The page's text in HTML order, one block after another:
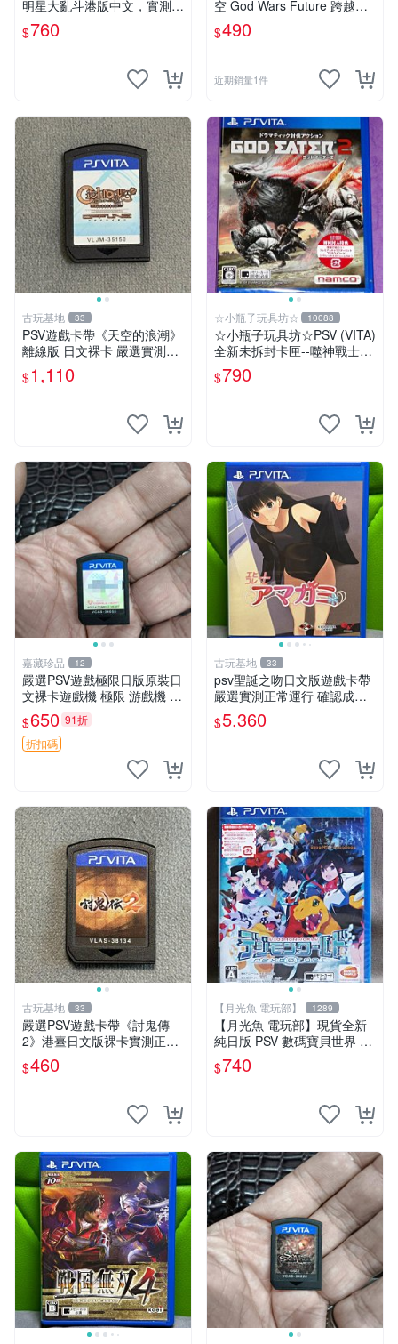
明星大亂斗港版中文，實測性
能佳，成色如圖，確保收到同
款。拍前請查收詳情，售出商
$760
空 God Wars Future 跨越時
空 中文亞版【板橋魔力】
$490
近期銷量1件
古玩基地 33
PSV遊戲卡帶《天空的浪潮》
離線版 日文裸卡 嚴選實測無
誤 正規索尼平臺專用 卡帶限
量出售 不退不換 天空的浪潮
$1,110
☆小瓶子玩具坊☆ 10088
☆小瓶子玩具坊☆PSV (VITA)
全新未拆封卡匣--噬神戰士2
《噬神者2》(日版)
$790
嘉藏珍品 12
嚴選PSV遊戲極限日版原裝日
文裸卡遊戲機 極限 游戲機 P
SV
$650 91折
折扣碼
古玩基地 33
psv聖誕之吻日文版遊戲卡帶
嚴選實測正常運行 確認成色
拍下即發 聖誕之吻 日文 psv
游戲
$5,360
古玩基地 33
嚴選PSV遊戲卡帶《討鬼傳
2》港臺日文版裸卡實測正常
全新套裝，只限PSV機玩 討
鬼傳2 PSV 港臺 日文 裸卡
$460
【月光魚 電玩部】 1289
【月光魚 電玩部】現貨全新
純日版 PSV 數碼寶貝世界 ne
xt 0rder 日版日文
$740